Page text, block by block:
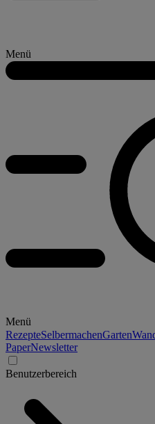
Menü
Menü
RezepteSelbermachenGarten
PaperNewsletter
Benutzerbereich